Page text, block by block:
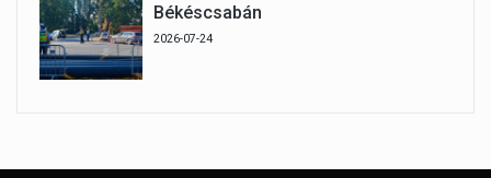
Békéscsabán
2026-07-24